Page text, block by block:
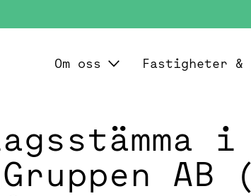
Om oss Fastigheter
i
AB